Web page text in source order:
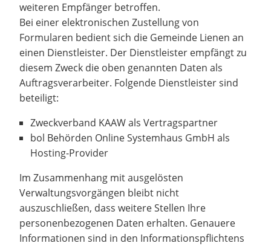
weiteren Empfänger betroffen.
Bei einer elektronischen Zustellung von
Formularen bedient sich die Gemeinde Lienen an
einen Dienstleister. Der Dienstleister empfängt zu
diesem Zweck die oben genannten Daten als
Auftragsverarbeiter. Folgende Dienstleister sind
beteiligt:
Zweckverband KAAW als Vertragspartner
bol Behörden Online Systemhaus GmbH als
Hosting-Provider
Im Zusammenhang mit ausgelösten
Verwaltungsvorgängen bleibt nicht
auszuschließen, dass weitere Stellen Ihre
personenbezogenen Daten erhalten. Genauere
Informationen sind in den Informationspflichtens